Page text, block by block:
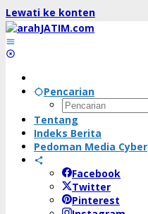
Lewati ke konten
Pencarian
Tentang
Indeks Berita
Pedoman Media Cyber
Facebook
Twitter
Pinterest